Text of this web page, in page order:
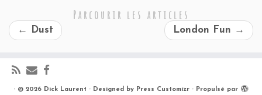
Parcourir les articles
← Dust London Fun →
· © 2026 Dick Laurent · Designed by Press Customizr · Propulsé par